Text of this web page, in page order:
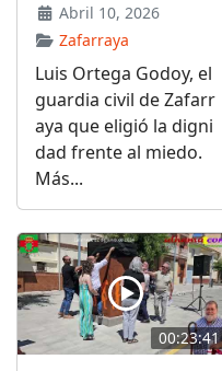
Abril 10, 2026
Zafarraya
Luis Ortega Godoy, el
guardia civil de Zafarr
aya que eligió la digni
dad frente al miedo.
Más...
00:23:41